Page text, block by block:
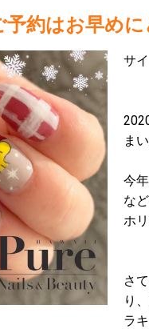
約はお早めに
サ
ま
今
な
ホ
さ
り
ラ